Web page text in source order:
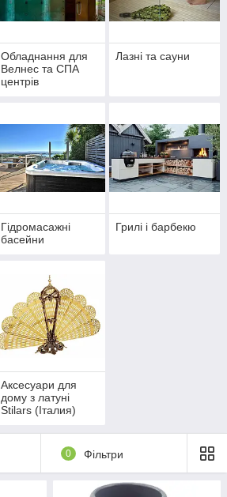
Обладнання для
Велнес та СПА
центрів
Лазні та сауни
Гідромасажні
басейни
Грилі і барбекю
Аксесуари для
дому з латуні
Stilars (Італия)
0 Фільтри